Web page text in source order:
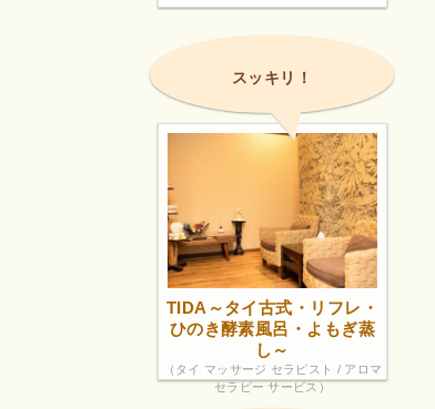
スッキリ！
TIDA～タイ古式・リフレ・
ひのき酵素風呂・よもぎ蒸
し～
（タイ マッサージ セラピスト / アロマ
セラピー サービス）